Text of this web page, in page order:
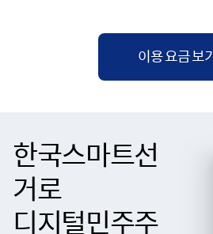
이용 요금 보기
한국스마트선
거로
디지털민주주